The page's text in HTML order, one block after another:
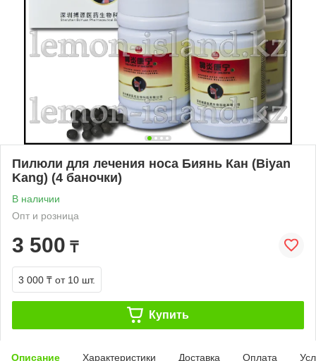
Пилюли для лечения носа Биянь Кан (Biyan
Kang) (4 баночки)
В наличии
Опт и розница
3 500 ₸
3 000 ₸ от 10 шт.
Купить
Описание Характеристики Доставка Оплата